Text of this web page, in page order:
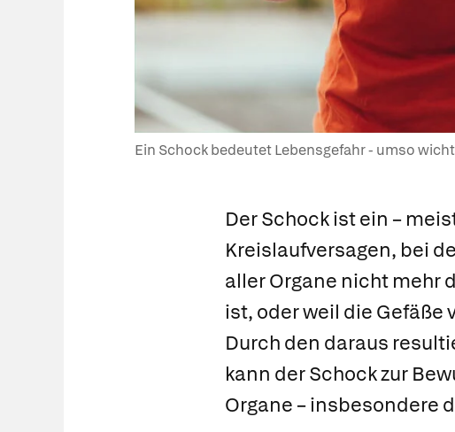
Ein Schock bedeutet Lebensgefahr - umso
DerSchockist ein –
Kreislaufversagen, bei
aller Organe nicht mehr
ist, oder weil die Gefäße
Durch den daraus
kann der Schock zur
Organe – insbesondere